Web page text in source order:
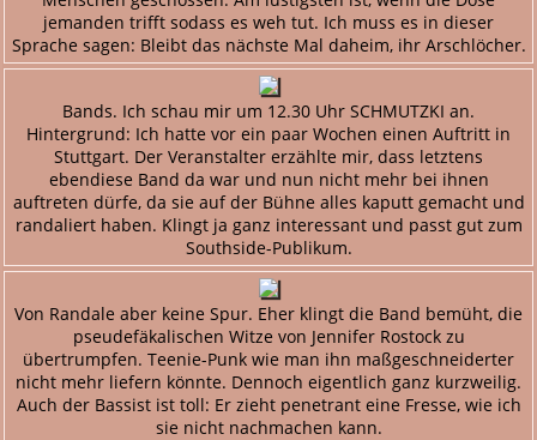
jemanden trifft sodass es weh tut. Ich muss es in dieser
Sprache sagen: Bleibt das nächste Mal daheim, ihr Arschlöcher.
Bands. Ich schau mir um 12.30 Uhr SCHMUTZKI an.
Hintergrund: Ich hatte vor ein paar Wochen einen Auftritt in
Stuttgart. Der Veranstalter erzählte mir, dass letztens
ebendiese Band da war und nun nicht mehr bei ihnen
auftreten dürfe, da sie auf der Bühne alles kaputt gemacht und
randaliert haben. Klingt ja ganz interessant und passt gut zum
Southside-Publikum.
Von Randale aber keine Spur. Eher klingt die Band bemüht, die
pseudefäkalischen Witze von Jennifer Rostock zu
übertrumpfen. Teenie-Punk wie man ihn maßgeschneiderter
nicht mehr liefern könnte. Dennoch eigentlich ganz kurzweilig.
Auch der Bassist ist toll: Er zieht penetrant eine Fresse, wie ich
sie nicht nachmachen kann.